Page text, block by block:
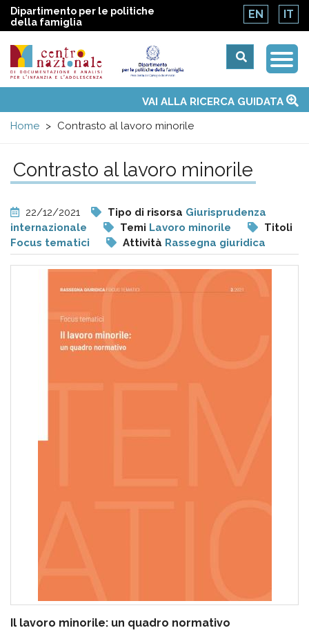
Dipartimento per le politiche
della famiglia
EN IT
Centro
nazionale
di
Documentazione
e
analisi
l'infanzia
menu
Temi
Attività
Convenzione ONUVAI ALLA RICERCA GUIDATA
Home
Contrasto al lavoro minorile
Contrasto al lavoro minorile
22/12/2021 Tipo di risorsa Giurisprudenza
internazionale
Temi Lavoro minorile
Titoli
Focus tematici
Attività Rassegna giuridica
Il lavoro minorile: un quadro normativo